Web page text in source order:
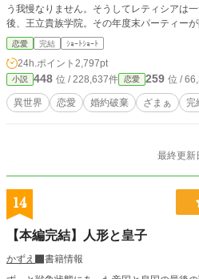
う我慢なりません。そうしてレティシアは一つの計
後、王立貴族学院。その年度末パーティー
場。突然レティシアは婚約破棄を宣言され
た。それを聞いたレティシアはニヤリとする
恋愛 完結 ｼｮｰﾄｼｮｰﾄ
24h.ポイント 2,797pt
小説 448 位 / 228,637件 恋愛 259 位 /
異世界 恋愛 婚約破棄 ざまぁ 完
最終更新
14
【本編完結】人形と皇子
かずえ
書籍情報